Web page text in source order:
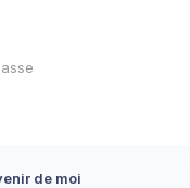
de moi